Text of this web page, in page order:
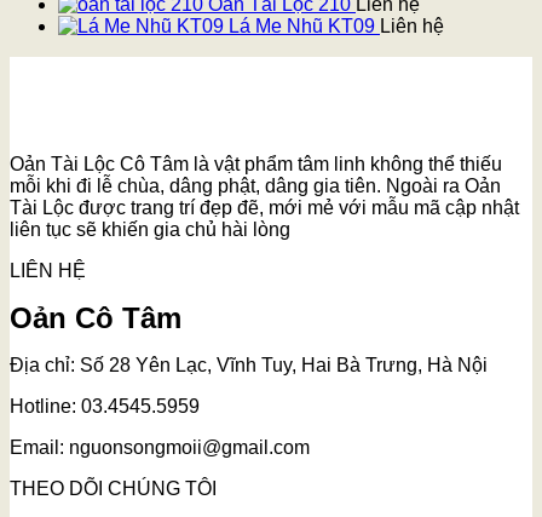
Oản Tài Lộc 210 Liên hệ
Lá Me Nhũ KT09 Liên hệ
Oản Tài Lộc Cô Tâm là vật phẩm tâm linh không thể thiếu
mỗi khi đi lễ chùa, dâng phật, dâng gia tiên. Ngoài ra Oản
Tài Lộc được trang trí đẹp đẽ, mới mẻ với mẫu mã cập nhật
liên tục sẽ khiến gia chủ hài lòng
LIÊN HỆ
Oản Cô Tâm
Địa chỉ: Số 28 Yên Lạc, Vĩnh Tuy, Hai Bà Trưng, Hà Nội
Hotline: 03.4545.5959
Email: nguonsongmoii@gmail.com
THEO DÕI CHÚNG TÔI